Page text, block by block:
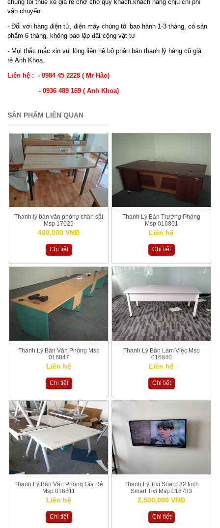
chúng tôi thuê xe giá rẻ chở cho quý khách.khách hàng chịu chi phí
vận chuyển.
- Đối với hàng điện tử, điện máy chúng tôi bao hành 1-3 tháng, có sản
phẩm 6 tháng, không bao lặp đặt cộng vật tư
- Mọi thắc mắc xin vui lòng liên hệ bộ phân bán thanh lý hàng cũ giá
rẻ Anh Khoa.
Liên hệ : - 0984 45 2228 ( Mr Hào)
- 0936 489 169 ( Anh Khoa)
SẢN PHẨM LIÊN QUAN
Thanh lý bàn văn phòng chân sắt
Msp 17025
400,000 VNĐ
Chi tiết
Thanh Lý Bàn Trưởng Phòng
Msp 016851
Liên hệ
Chi tiết
Thanh Lý Bàn Văn Phòng Msp
016847
Liên hệ
Chi tiết
Thanh Lý Bàn Làm Việc Msp
016840
Liên hệ
Chi tiết
Thanh Lý Bàn Văn Phòng Gía Rẻ
Msp 016811
Liên hệ
Chi tiết
Thanh Lý Tivi Sharp 32 Inch
Smart Tivi Msp 016733
2,500,000 VNĐ
Chi tiết